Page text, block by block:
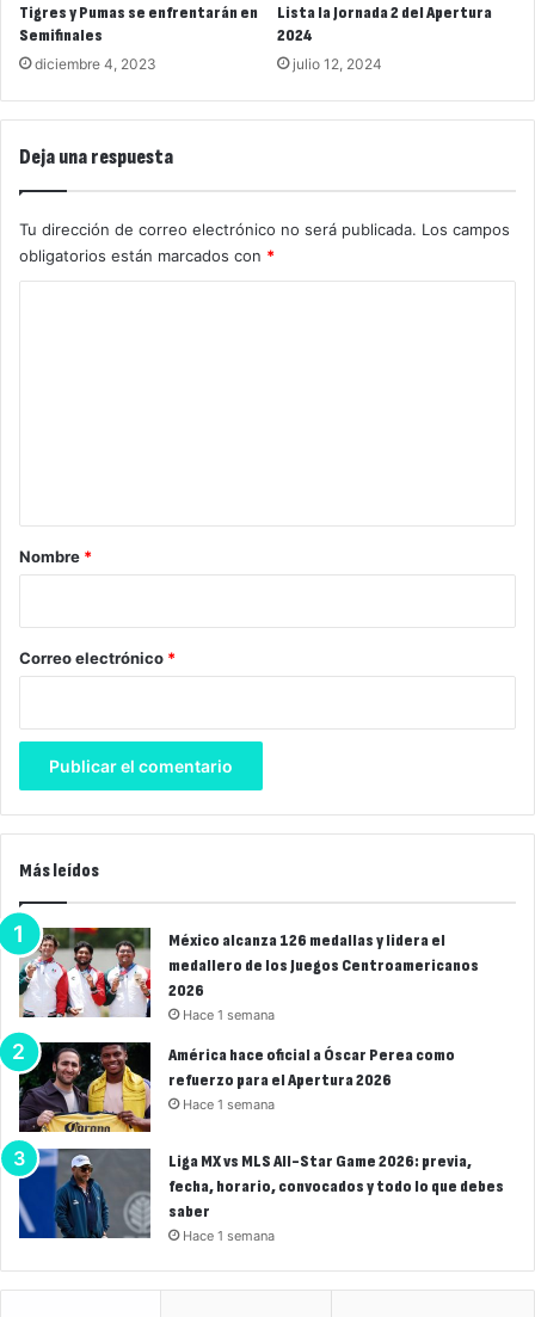
Tigres y Pumas se enfrentarán en
Semifinales
diciembre 4, 2023
Lista la Jornada 2 del Apertura
2024
julio 12, 2024
Deja una respuesta
Tu dirección de correo electrónico no será publicada. Los campos
obligatorios están marcados con *
r
*
Nombre *
Correo electrónico *
Más leídos
México alcanza 126 medallas y lidera el
medallero de los Juegos Centroamericanos
2026
Hace 1 semana
América hace oficial a Óscar Perea como
refuerzo para el Apertura 2026
Hace 1 semana
Liga MX vs MLS All-Star Game 2026: previa,
fecha, horario, convocados y todo lo que debes
saber
Hace 1 semana